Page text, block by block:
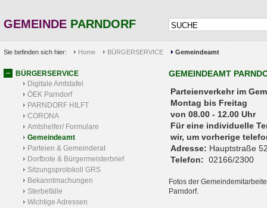
GEMEINDE PARNDORF
Sie befinden sich hier: Home BÜRGERSERVICE Gemeindeamt
BÜRGERSERVICE
Digitale Amtstafel
ÖEK Parndorf
PARNDORF HILFT
CORONA
Amtshelfer/ Formulare
Gemeindeamt
Parteien & Gemeinderat
Dorfbote & Bürgermeisterbrief
Sitzungsprotokoll GRS
Bekanntmachungen
Sterbefälle
Wichtige Adressen
GEMEINDEAMT
Parteienverkehr
Montag bis Freitag
von 08.00 - 12.00 Uhr
Für eine individuelle
wir, um vorherige
Adresse: Hauptstraße
Telefon: 02166/2300
Fotos der
Parndorf.